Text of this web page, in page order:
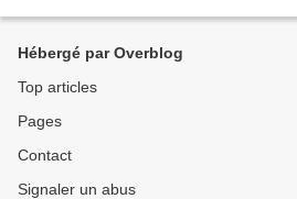
Hébergé par Overblog
Top articles
Pages
Contact
Signaler un abus